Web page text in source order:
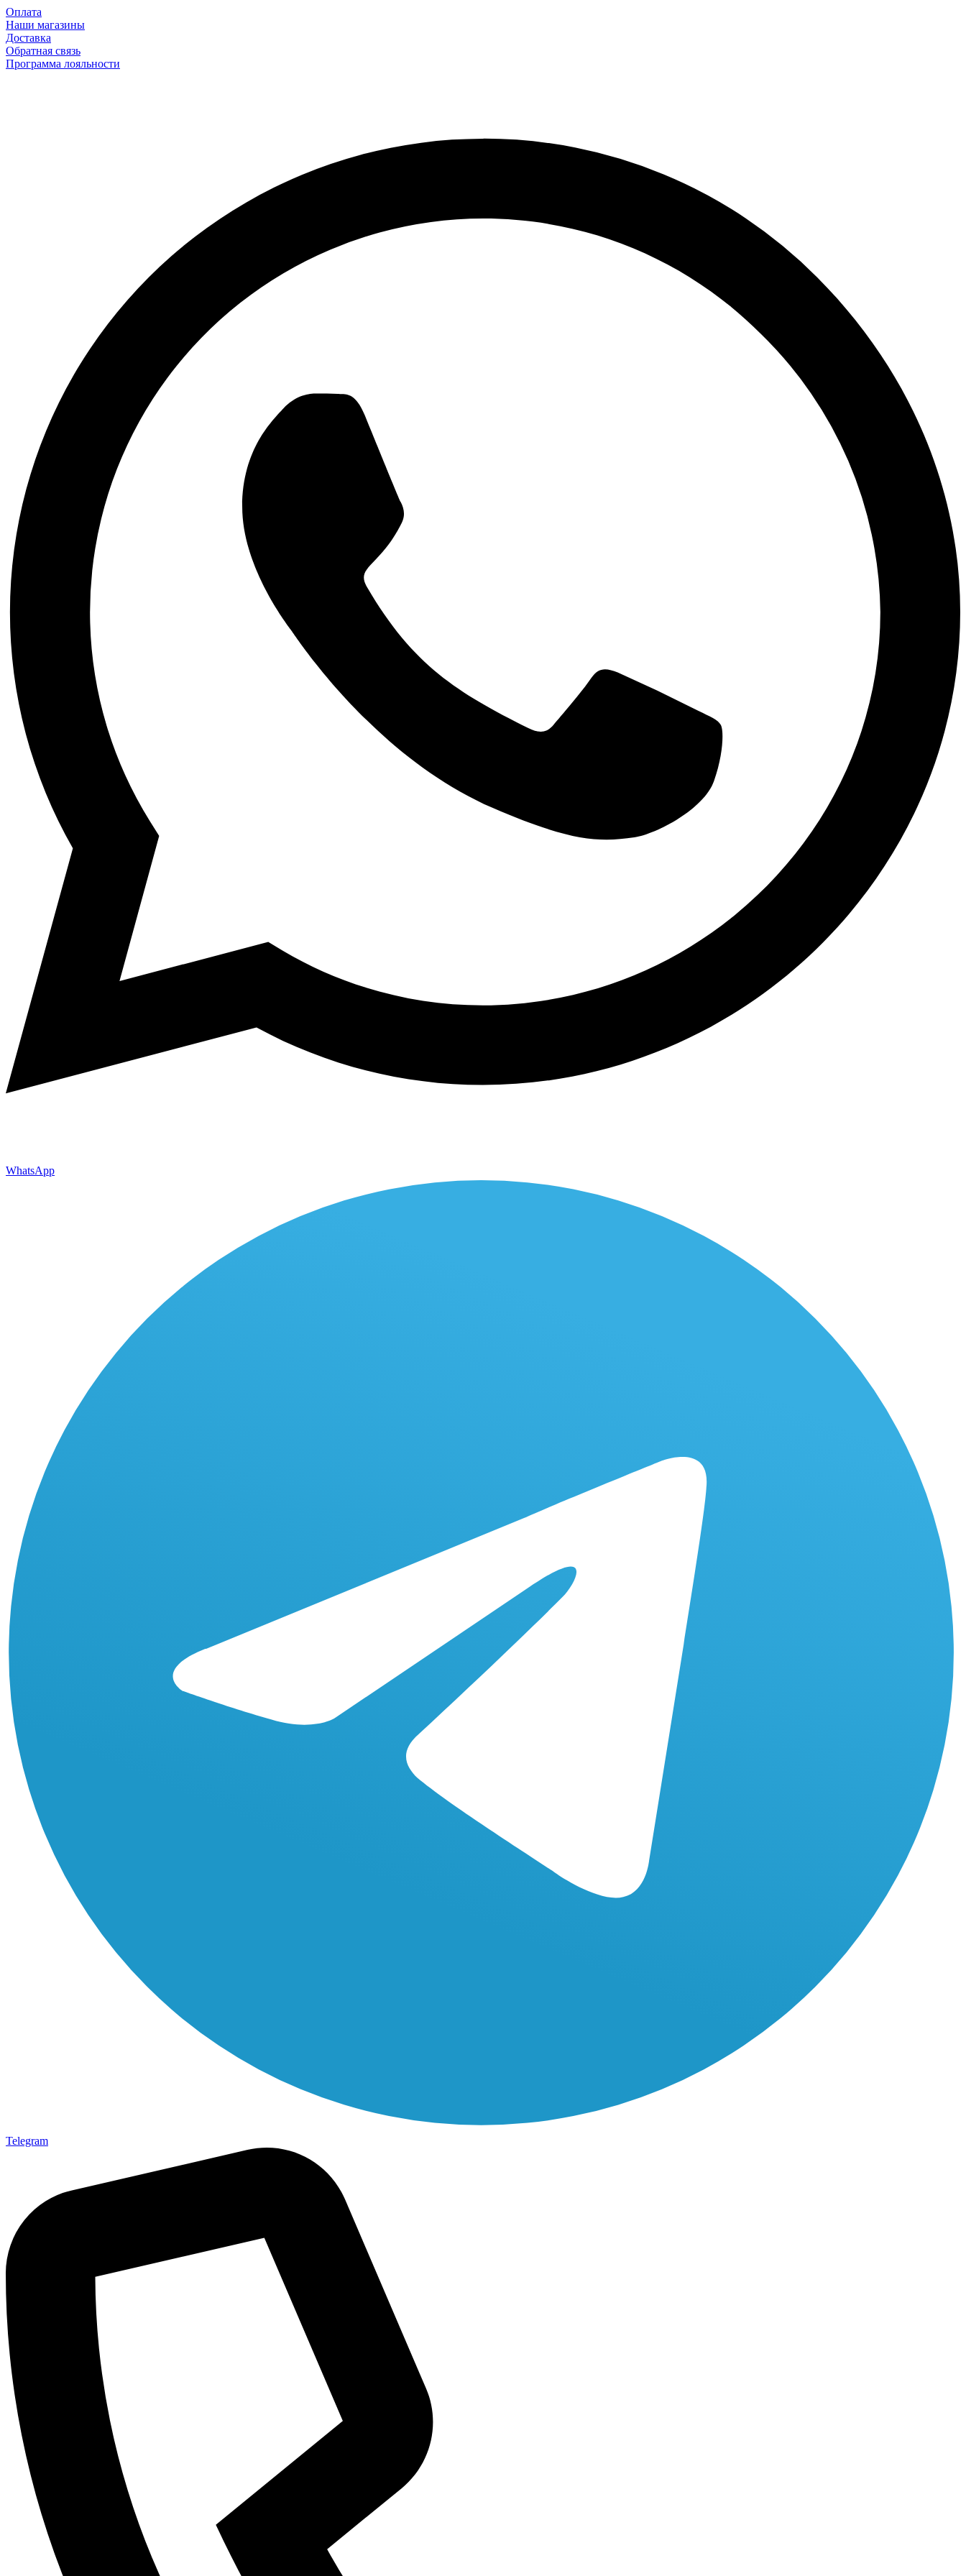
Оплата
Наши магазины
Доставка
Обратная связь
Программа лояльности
WhatsApp
Telegram